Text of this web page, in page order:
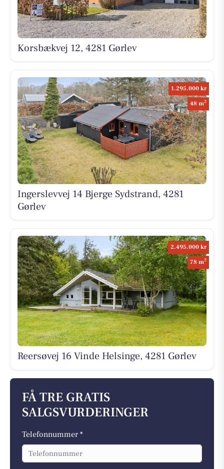
Korsbækvej 12, 4281 Gørlev
1.295.000 kr
48 m2
Ingerslevvej 14 Bjerge Sydstrand, 4281
Gørlev
2.495.000 kr
78 m2
Reersøvej 16 Vinde Helsinge, 4281 Gørlev
FÅ TRE GRATIS
SALGSVURDERINGER
Telefonnummer *